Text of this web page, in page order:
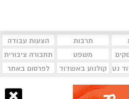
תרבות
הצעות עבודה
משפט
תחבורה ציבורית
נט קולנוע באשדוד לפרסום באתר